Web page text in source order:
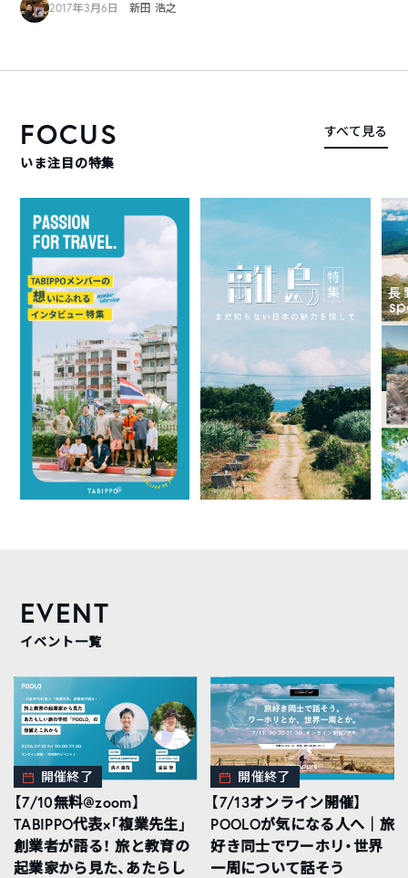
2017年3月6日 新田 浩之
FOCUS
いま注目の特集
すべて見る
EVENT
イベント一覧
開催終了
【7/10無料@zoom】
TABIPPO代表×「複業先生」
創業者が語る！ 旅と教育の
起業家から見た、あたらし
開催終了
【7/13オンライン開催】
POOLOが気になる人へ｜旅
好き同士でワーホリ・世界
一周について話そう